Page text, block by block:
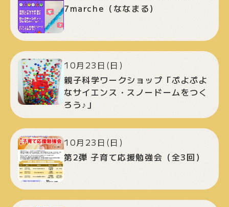
7marche（ななまる）
10月23日(日)
親子科学ワークショップ「ぷよぷよ
なサイエンス・スノードームをつく
ろう♪」
10月23日(日)
第2弾 子育て応援勉強会（全3回）